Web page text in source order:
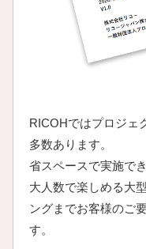
RICOHではプロジェ
多数あります。
省スペースで実施で
大人数で楽しめる大
ングまでお客様のご
す。